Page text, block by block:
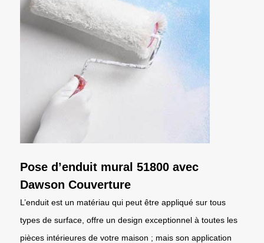
Pose d’enduit mural 51800 avec
Dawson Couverture
L’enduit est un matériau qui peut être appliqué sur tous
types de surface, offre un design exceptionnel à toutes les
pièces intérieures de votre maison ; mais son application